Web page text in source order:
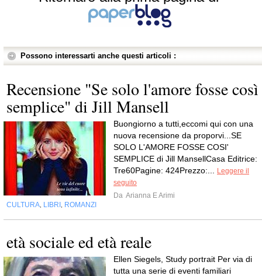
Possono interessarti anche questi articoli :
Recensione "Se solo l'amore fosse così
semplice" di Jill Mansell
Buongiorno a tutti,eccomi qui con una
nuova recensione da proporvi...SE
SOLO L'AMORE FOSSE COSI'
SEMPLICE di Jill MansellCasa Editrice:
Tre60Pagine: 424Prezzo:...
Leggere il
seguito
Da Arianna E Arimi
CULTURA LIBRI ROMANZI
età sociale ed età reale
Ellen Siegels, Study portrait Per via di
tutta una serie di eventi familiari